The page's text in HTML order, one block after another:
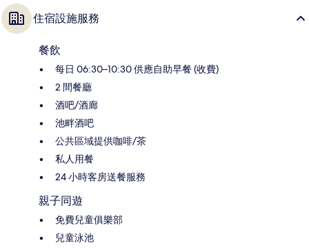
住宿設施服務
餐飲
每日 06:30–10:30 供應自助早餐 (收費)
2 間餐廳
酒吧/酒廊
池畔酒吧
公共區域提供咖啡/茶
私人用餐
24 小時客房送餐服務
親子同遊
免費兒童俱樂部
兒童泳池